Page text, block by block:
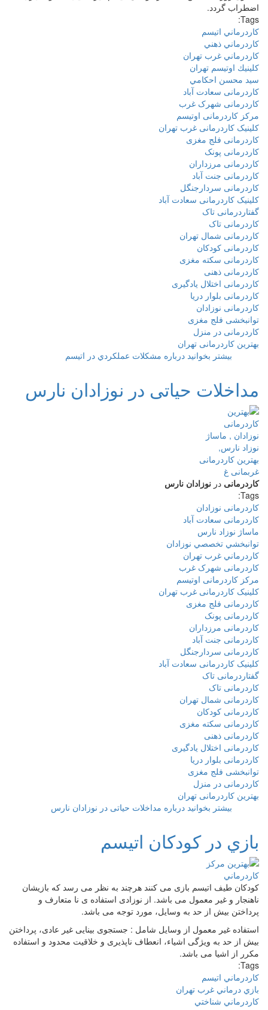
اضطراب گردد.
Tags:
كاردرماني اتيسم
كاردرماني ذهني
كاردرماني غرب تهران
كلينيك اوتيسم تهران
سيد محسن احكامي
کاردرمانی سعادت آباد
کاردرمانی شهرک غرب
مرکز کاردرمانی اوتیسم
کلینیک کاردرمانی غرب تهران
کاردرمانی فلج مغزی
کاردرمانی پونک
کاردرمانی مرزداران
کاردرمانی جنت آباد
کاردرمانی سردارجنگل
کلینیک کاردرمانی سعادت آباد
گفتاردرمانی تاک
کاردرمانی تاک
کاردرمانی شمال تهران
کاردرمانی کودکان
کاردرمانی سکته مغزی
کاردرمانی ذهنی
کاردرمانی اختلال یادگیری
کاردرمانی بلوار دریا
کاردرمانی نوزادان
توانبخشی فلج مغزی
کاردرمانی در منزل
بهترین کاردرمانی تهران
بیشتر بخوانید درباره مشكلات عملكردي در اتيسم
مداخلات حیاتی در نوزادان نارس
کاردرمانی در نوزادان نارس
Tags:
کاردرمانی نوزادان
کاردرمانی سعادت آباد
ماساژ نوزاد نارس
توانبخشي تخصصي نوزادان
كاردرماني غرب تهران
کاردرمانی شهرک غرب
مرکز کاردرمانی اوتیسم
کلینیک کاردرمانی غرب تهران
کاردرمانی فلج مغزی
کاردرمانی پونک
کاردرمانی مرزداران
کاردرمانی جنت آباد
کاردرمانی سردارجنگل
کلینیک کاردرمانی سعادت آباد
گفتاردرمانی تاک
کاردرمانی تاک
کاردرمانی شمال تهران
کاردرمانی کودکان
کاردرمانی سکته مغزی
کاردرمانی ذهنی
کاردرمانی اختلال یادگیری
کاردرمانی بلوار دریا
توانبخشی فلج مغزی
کاردرمانی در منزل
بهترین کاردرمانی تهران
بیشتر بخوانید درباره مداخلات حیاتی در نوزادان نارس
بازي در كودكان اتيسم
کودکان طيف اتيسم بازی می کنند هرچند به نظر می رسد که بازیشان
ناهنجار و غير معمول می باشد. از نوزادی استفاده ی نا متعارف و
پرداختن بیش از حد به وسایل، مورد توجه می باشد.
استفاده غیر معمول از وسایل شامل : جستجوی بینایی غیر عادی، پرداختن
بیش از حد به ویژگی اشیاء، انعطاف ناپذیری و خلاقیت محدود و استفاده
مکرر از اشیا می باشد.
Tags:
كاردرماني اتيسم
بازي درماني غرب تهران
كاردرماني شناختي